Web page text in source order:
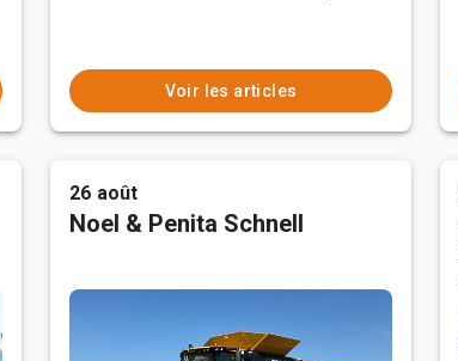
Voir les articles
26 août
Noel & Penita Schnell